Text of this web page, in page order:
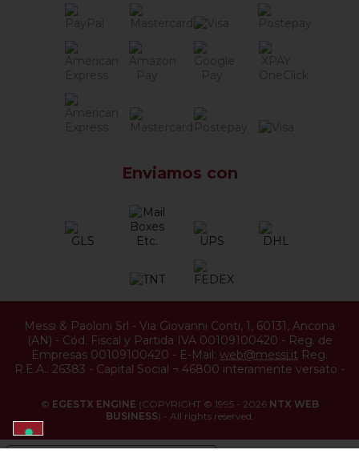
Enviamos con
Messi & Paoloni Srl - Via Giovanni Conti, 1, 60131, Ancona
(AN) - Cód. Fiscal y Partida IVA 00109100420 - Reg. de
Empresas 00109100420 - E-Mail: web@messi.it Reg.
R.E.A.: 26383 - Capital Social ¬ 46800 interamente versato -
© EGESTX ENGINE (COPYRIGHT © 1995 - 2026 NTX WEB
BUSINESS) - All rights reserved.